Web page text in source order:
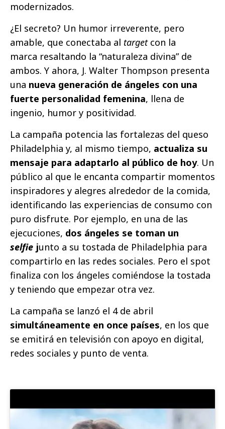
modernizados.
¿El secreto? Un humor irreverente, pero
amable, que conectaba al targetcon la
marca resaltando la “naturaleza divina” de
ambos. Y ahora, J. Walter Thompson presenta
una nueva generación de ángeles con una
fuerte personalidad femenina, llena de
ingenio, humor y positividad.
La campaña potencia las fortalezas del queso
Philadelphia y, al mismo tiempo, actualiza su
mensaje para adaptarlo al público de hoy. Un
público al que le encanta compartir momentos
inspiradores y alegres alrededor de la comida,
identificando las experiencias de consumo con
puro disfrute. Por ejemplo, en una de las
ejecuciones, dos ángeles se toman un
selfie junto a su tostada de Philadelphia para
compartirlo en las redes sociales. Pero el spot
finaliza con los ángeles comiéndose la tostada
y teniendo que empezar otra vez.
La campaña se lanzó el 4 de abril
simultáneamente en once países, en los que
se emitirá en televisión con apoyo en digital,
redes sociales y punto de venta.